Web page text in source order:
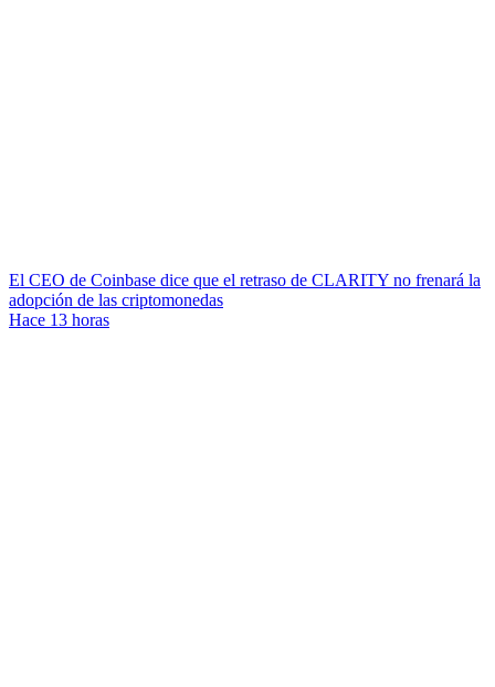
El CEO de Coinbase dice que el retraso de CLARITY no frenará la
adopción de las criptomonedas
Hace 13 horas